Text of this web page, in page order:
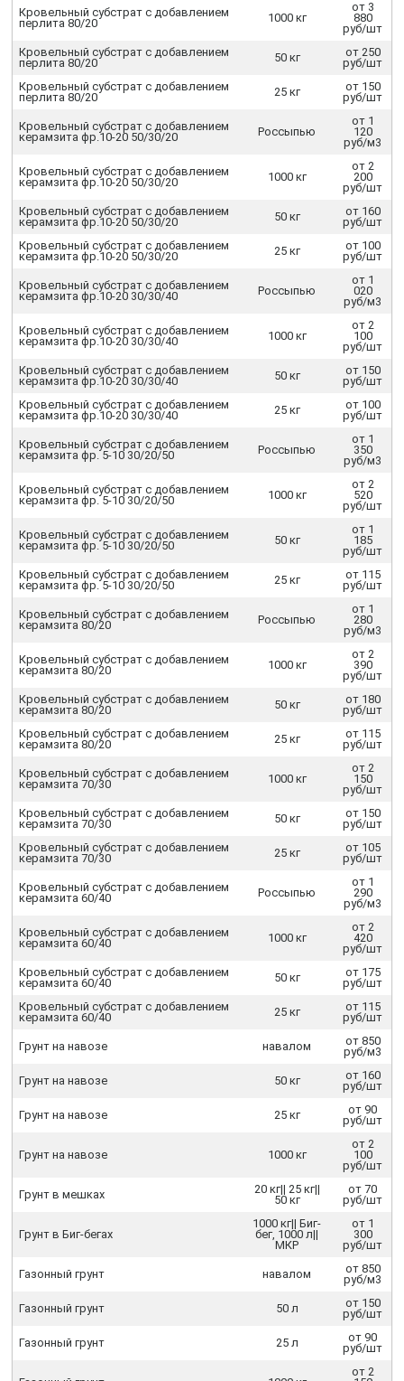
Кровельный субстрат с добавлением
перлита 80/20
1000 кг
от 3
880
руб/шт
Кровельный субстрат с добавлением
перлита 80/20
50 кг
от 250
руб/шт
Кровельный субстрат с добавлением
перлита 80/20
25 кг
от 150
руб/шт
Кровельный субстрат с добавлением
керамзита фр.10-20 50/30/20
Россыпью
от 1
120
руб/м3
Кровельный субстрат с добавлением
керамзита фр.10-20 50/30/20
1000 кг
от 2
200
руб/шт
Кровельный субстрат с добавлением
керамзита фр.10-20 50/30/20
50 кг
от 160
руб/шт
Кровельный субстрат с добавлением
керамзита фр.10-20 50/30/20
25 кг
от 100
руб/шт
Кровельный субстрат с добавлением
керамзита фр.10-20 30/30/40
Россыпью
от 1
020
руб/м3
Кровельный субстрат с добавлением
керамзита фр.10-20 30/30/40
1000 кг
от 2
100
руб/шт
Кровельный субстрат с добавлением
керамзита фр.10-20 30/30/40
50 кг
от 150
руб/шт
Кровельный субстрат с добавлением
керамзита фр.10-20 30/30/40
25 кг
от 100
руб/шт
Кровельный субстрат с добавлением
керамзита фр. 5-10 30/20/50
Россыпью
от 1
350
руб/м3
Кровельный субстрат с добавлением
керамзита фр. 5-10 30/20/50
1000 кг
от 2
520
руб/шт
Кровельный субстрат с добавлением
керамзита фр. 5-10 30/20/50
50 кг
от 1
185
руб/шт
Кровельный субстрат с добавлением
керамзита фр. 5-10 30/20/50
25 кг
от 115
руб/шт
Кровельный субстрат с добавлением
керамзита 80/20
Россыпью
от 1
280
руб/м3
Кровельный субстрат с добавлением
керамзита 80/20
1000 кг
от 2
390
руб/шт
Кровельный субстрат с добавлением
керамзита 80/20
50 кг
от 180
руб/шт
Кровельный субстрат с добавлением
керамзита 80/20
25 кг
от 115
руб/шт
Кровельный субстрат с добавлением
керамзита 70/30
1000 кг
от 2
150
руб/шт
Кровельный субстрат с добавлением
керамзита 70/30
50 кг
от 150
руб/шт
Кровельный субстрат с добавлением
керамзита 70/30
25 кг
от 105
руб/шт
Кровельный субстрат с добавлением
керамзита 60/40
Россыпью
от 1
290
руб/м3
Кровельный субстрат с добавлением
керамзита 60/40
1000 кг
от 2
420
руб/шт
Кровельный субстрат с добавлением
керамзита 60/40
50 кг
от 175
руб/шт
Кровельный субстрат с добавлением
керамзита 60/40
25 кг
от 115
руб/шт
Грунт на навозе навалом
от 850
руб/м3
Грунт на навозе 50 кг
от 160
руб/шт
Грунт на навозе 25 кг
от 90
руб/шт
Грунт на навозе 1000 кг
от 2
100
руб/шт
Грунт в мешках
20 кг|| 25 кг||
50 кг
от 70
руб/шт
Грунт в Биг-бегах
1000 кг|| Биг-
бег, 1000 л||
МКР
от 1
300
руб/шт
Газонный грунт навалом
от 850
руб/м3
Газонный грунт 50 л
от 150
руб/шт
Газонный грунт 25 л
от 90
руб/шт
от 2